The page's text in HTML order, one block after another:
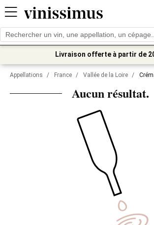
Livraison offerte à partir de
Appellations / France / Vallée de la Loire /
Aucun résultat.